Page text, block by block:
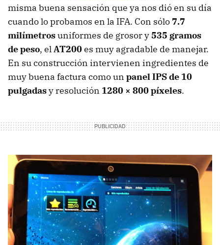
misma buena sensación que ya nos dió en su día
cuando lo probamos en la IFA. Con sólo 7.7
milímetrosuniformes de grosor y535 gramos
de peso, elAT200es muy agradable de manejar.
En su construcción intervienen ingredientes de
muy buena factura como un panelIPSde 10
pulgadasy resolución 1280 × 800 píxeles.